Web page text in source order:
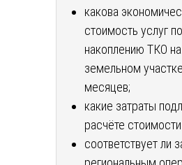
какова
стоимость услуг
накоплению ТКО
земельном
месяцев;
какие затраты
расчёте
соответствует ли